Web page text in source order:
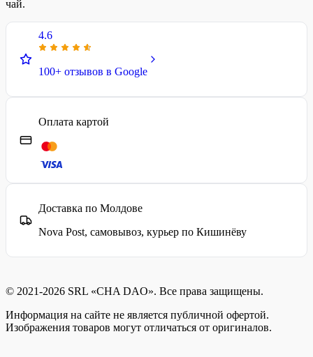
чай.
4.6
100+ отзывов в Google
Оплата картой
Доставка по Молдове
Nova Post, самовывоз, курьер по Кишинёву
© 2021-2026 SRL «CHA DAO». Все права защищены.
Информация на сайте не является публичной офертой.
Изображения товаров могут отличаться от оригиналов.